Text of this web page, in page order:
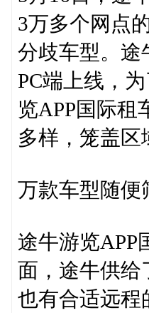
3万多个网点
分歧车型。途
PC端上线，
览APP国际租
多样，笼盖
万款车型随便
途牛游览APP
面，途牛供给
也有合适远程